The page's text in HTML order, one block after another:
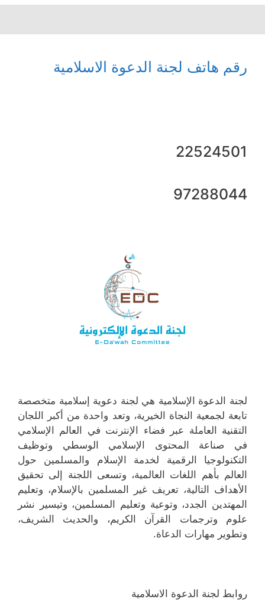
رقم هاتف لجنة الدعوة الاسلامية
22524501
97288044
لجنة الدعوة الإسلامية هي لجنة دعوية إسلامية متخصصة
تابعة لجمعية النجاة الخيرية، وتعد واحدة من أكبر اللجان
التقنية العاملة عبر فضاء الإنترنت في العالم الإسلامي
في صناعة المحتوى الإسلامي الوسطي وتوظيف
التكنولوجيا الرقمية لخدمة الإسلام والمسلمين حول
العالم بأهم اللغات العالمية، وتسعى اللجنة إلى تحقيق
الأهداف التالية، تعريف غير المسلمين بالإسلام، وتعليم
المهتدين الجدد، وتوعية وتعليم المسلمين، وتيسير نشر
علوم وترجمات القرآن الكريم، والحديث الشريف،
وتطوير مهارات الدعاة.
روابط لجنة الدعوة الاسلامية